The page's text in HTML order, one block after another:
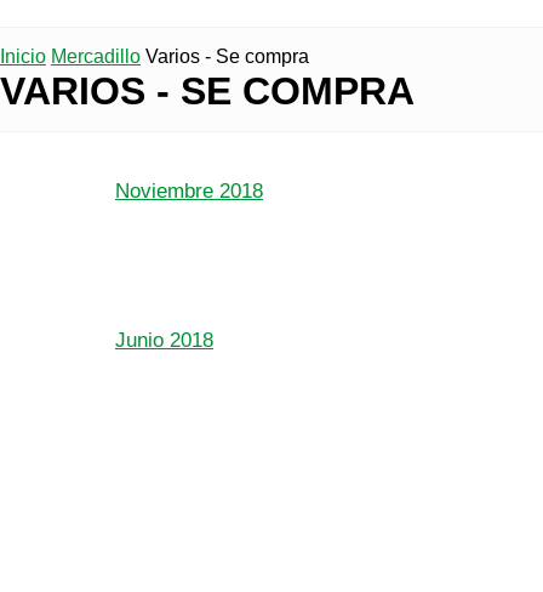
Inicio Mercadillo Varios - Se compra
VARIOS - SE COMPRA
Noviembre 2018
Junio 2018